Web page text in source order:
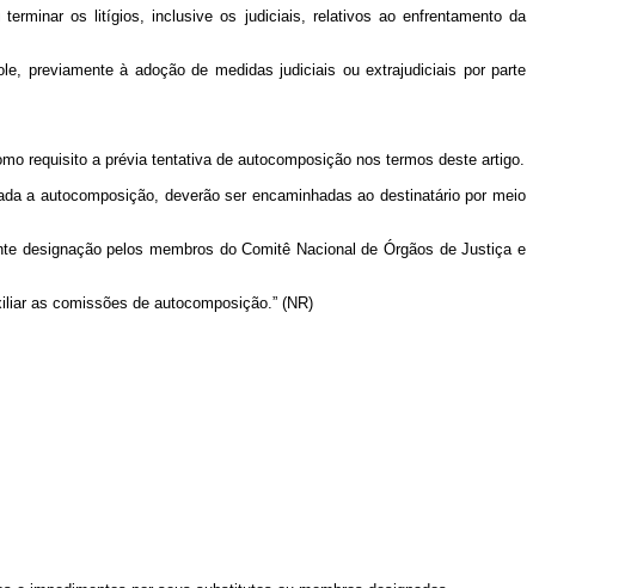
os litígios, inclusive os judiciais, relativos ao enfrentamento da
previamente à adoção de medidas judiciais ou extrajudiciais por parte
requisito a prévia tentativa de autocomposição nos termos deste artigo.
a autocomposição, deverão ser encaminhadas ao destinatário por meio
designação pelos membros do Comitê Nacional de Órgãos de Justiça e
as comissões de autocomposição.” (NR)